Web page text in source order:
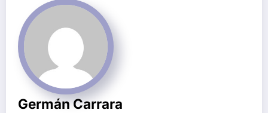
Germán Carrara